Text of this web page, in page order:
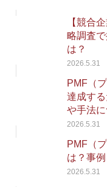
【競合
略調査
は？
2026.5.31
PMF（
達成す
や手法
2026.5.31
PMF（
は？事
2026.5.31